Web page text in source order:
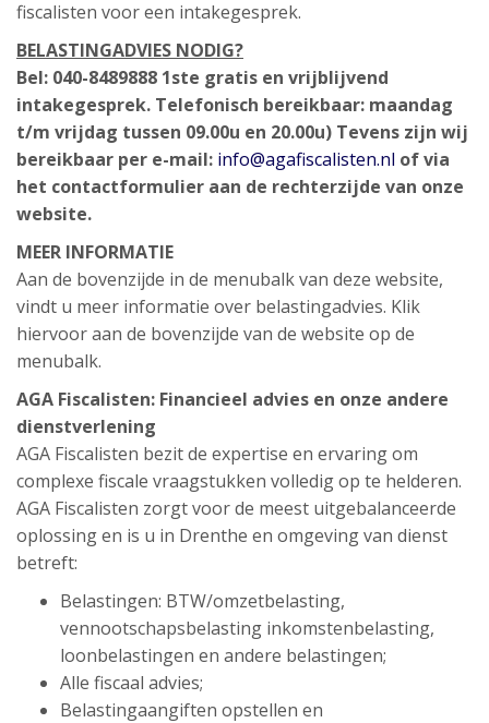
fiscalisten voor een intakegesprek.
BELASTINGADVIES NODIG?
Bel: 040-8489888 1ste gratis en vrijblijvend
intakegesprek. Telefonisch bereikbaar: maandag
t/m vrijdag tussen 09.00u en 20.00u) Tevens zijn wij
bereikbaar per e-mail: info@agafiscalisten.nl of via
het contactformulier aan de rechterzijde van onze
website.
MEER INFORMATIE
Aan de bovenzijde in de menubalk van deze website,
vindt u meer informatie over belastingadvies. Klik
hiervoor aan de bovenzijde van de website op de
menubalk.
AGA Fiscalisten: Financieel advies en onze andere
dienstverlening
AGA Fiscalisten bezit de expertise en ervaring om
complexe fiscale vraagstukken volledig op te helderen.
AGA Fiscalisten zorgt voor de meest uitgebalanceerde
oplossing en is u in Drenthe en omgeving van dienst
betreft:
Belastingen: BTW/omzetbelasting,
vennootschapsbelasting inkomstenbelasting,
loonbelastingen en andere belastingen;
Alle fiscaal advies;
Belastingaangiften opstellen en